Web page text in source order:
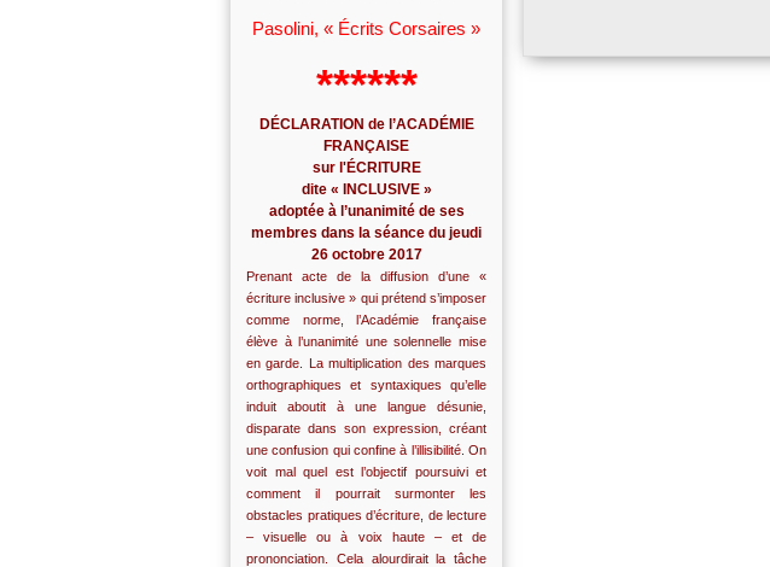
Pasolini, « Écrits Corsaires »
******
DÉCLARATION de l’ACADÉMIE
FRANÇAISE
sur l'ÉCRITURE
dite « INCLUSIVE »
adoptée à l’unanimité de ses
membres dans la séance du jeudi
26 octobre 2017
Prenant acte de la diffusion d’une «
écriture inclusive » qui prétend s’imposer
comme norme, l’Académie française
élève à l’unanimité une solennelle mise
en garde. La multiplication des marques
orthographiques et syntaxiques qu’elle
induit aboutit à une langue désunie,
disparate dans son expression, créant
une confusion qui confine à l’illisibilité. On
voit mal quel est l’objectif poursuivi et
comment il pourrait surmonter les
obstacles pratiques d’écriture, de lecture
– visuelle ou à voix haute – et de
prononciation. Cela alourdirait la tâche